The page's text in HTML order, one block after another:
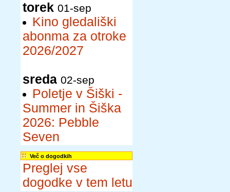
torek 01-sep
Kino gledališki
abonma za otroke
2026/2027
sreda 02-sep
Poletje v Šiški -
Summer in Šiška
2026: Pebble
Seven
Več o dogodkih
Preglej vse
dogodke v tem letu